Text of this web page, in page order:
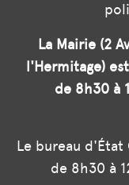
La Mairie (2
l'Hermitage)
de 8h30 à
Le bureau d'État
de 8h30 à